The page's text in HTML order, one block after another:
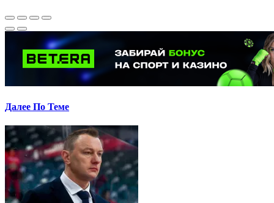
Далее По Теме